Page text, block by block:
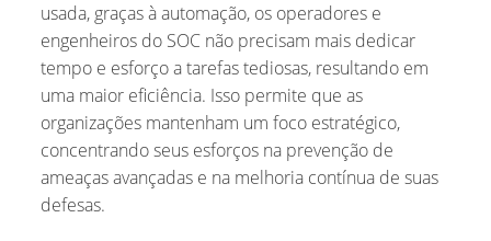
usada, graças à automação, os operadores e
engenheiros do SOC não precisam mais dedicar
tempo e esforço a tarefas tediosas, resultando em
uma maior eficiência. Isso permite que as
organizações mantenham um foco estratégico,
concentrando seus esforços na prevenção de
ameaças avançadas e na melhoria contínua de suas
defesas.